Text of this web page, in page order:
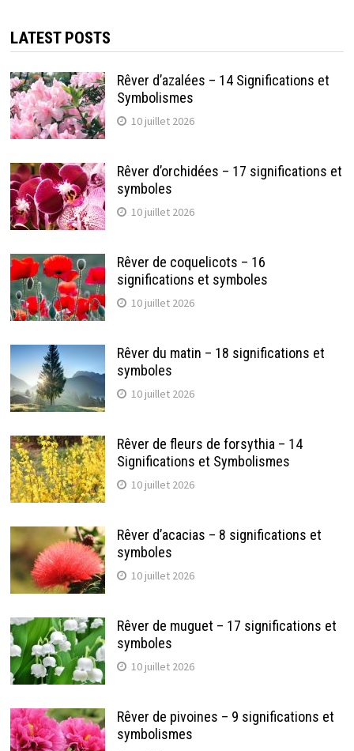
LATEST POSTS
Rêver d’azalées – 14 Significations et
Symbolismes
10 juillet 2026
Rêver d’orchidées – 17 significations et
symboles
10 juillet 2026
Rêver de coquelicots – 16
significations et symboles
10 juillet 2026
Rêver du matin – 18 significations et
symboles
10 juillet 2026
Rêver de fleurs de forsythia – 14
Significations et Symbolismes
10 juillet 2026
Rêver d’acacias – 8 significations et
symboles
10 juillet 2026
Rêver de muguet – 17 significations et
symboles
10 juillet 2026
Rêver de pivoines – 9 significations et
symbolismes